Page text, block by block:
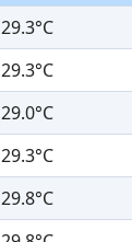
29.3°C
29.3°C
29.0°C
29.3°C
29.8°C